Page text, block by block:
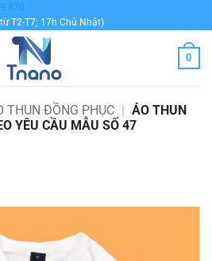
878
T2-T7; 17h Chủ Nhật)
0
THUN ĐỒNG PHỤC | ÁO THUN
YÊU CẦU MẪU SỐ 47